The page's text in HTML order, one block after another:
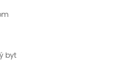
byt